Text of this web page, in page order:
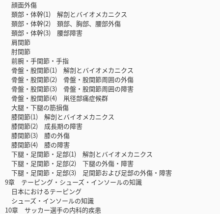
顔面外傷
頚部・体幹(1) 解剖とバイオメカニクス
頚部・体幹(2) 頚部、胸部、腰部外傷
頚部・体幹(3) 腰部障害
肩関節
肘関節
前腕・手関節・手指
骨盤・股関節(1) 解剖とバイオメカニクス
骨盤・股関節(2) 骨盤・股関節周囲の外傷
骨盤・股関節(3) 骨盤・股関節周囲の障害
骨盤・股関節(4) 鼡径部痛症候群
大腿・下腿の筋損傷
膝関節(1) 解剖とバイオメカニクス
膝関節(2) 成長期の障害
膝関節(3) 膝の外傷
膝関節(4) 膝の障害
下腿・足関節・足部(1) 解剖とバイオメカニクス
下腿・足関節・足部(2) 下腿の外傷・障害
下腿・足関節・足部(3) 足関節および足部の外傷・障害
9章 テーピング・シューズ・インソールの知識
日本におけるテーピング
シューズ・インソールの知識
10章 サッカー選手の内科的疾患